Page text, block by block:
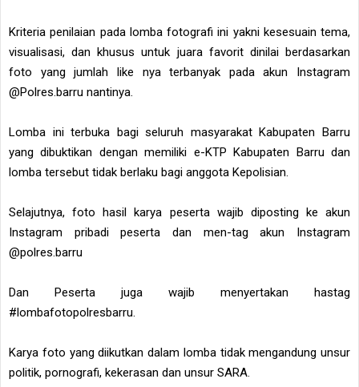
Kriteria penilaian pada lomba fotografi ini yakni kesesuain tema,
visualisasi, dan khusus untuk juara favorit dinilai berdasarkan
foto yang jumlah like nya terbanyak pada akun Instagram
@Polres.barru nantinya.
Lomba ini terbuka bagi seluruh masyarakat Kabupaten Barru
yang dibuktikan dengan memiliki e-KTP Kabupaten Barru dan
lomba tersebut tidak berlaku bagi anggota Kepolisian.
Selajutnya, foto hasil karya peserta wajib diposting ke akun
Instagram pribadi peserta dan men-tag akun Instagram
@polres.barru
Dan Peserta juga wajib menyertakan hastag
#lombafotopolresbarru.
Karya foto yang diikutkan dalam lomba tidak mengandung unsur
politik, pornografi, kekerasan dan unsur SARA.